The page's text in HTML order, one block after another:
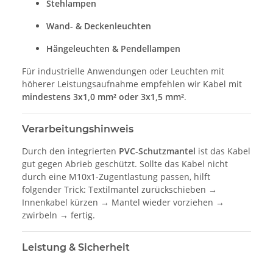
Stehlampen
Wand- & Deckenleuchten
Hängeleuchten & Pendellampen
Für industrielle Anwendungen oder Leuchten mit
höherer Leistungsaufnahme empfehlen wir Kabel mit
mindestens 3x1,0 mm² oder 3x1,5 mm².
Verarbeitungshinweis
Durch den integrierten PVC-Schutzmantel ist das Kabel
gut gegen Abrieb geschützt. Sollte das Kabel nicht
durch eine M10x1-Zugentlastung passen, hilft
folgender Trick: Textilmantel zurückschieben →
Innenkabel kürzen → Mantel wieder vorziehen →
zwirbeln → fertig.
Leistung & Sicherheit